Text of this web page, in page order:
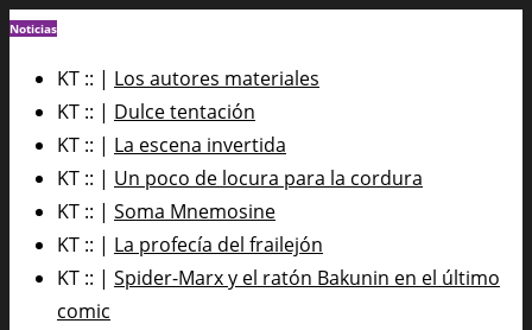
Noticias
KT :: | Los autores materiales
KT :: | Dulce tentación
KT :: | La escena invertida
KT :: | Un poco de locura para la cordura
KT :: | Soma Mnemosine
KT :: | La profecía del frailejón
KT :: | Spider-Marx y el ratón Bakunin en el último
comic